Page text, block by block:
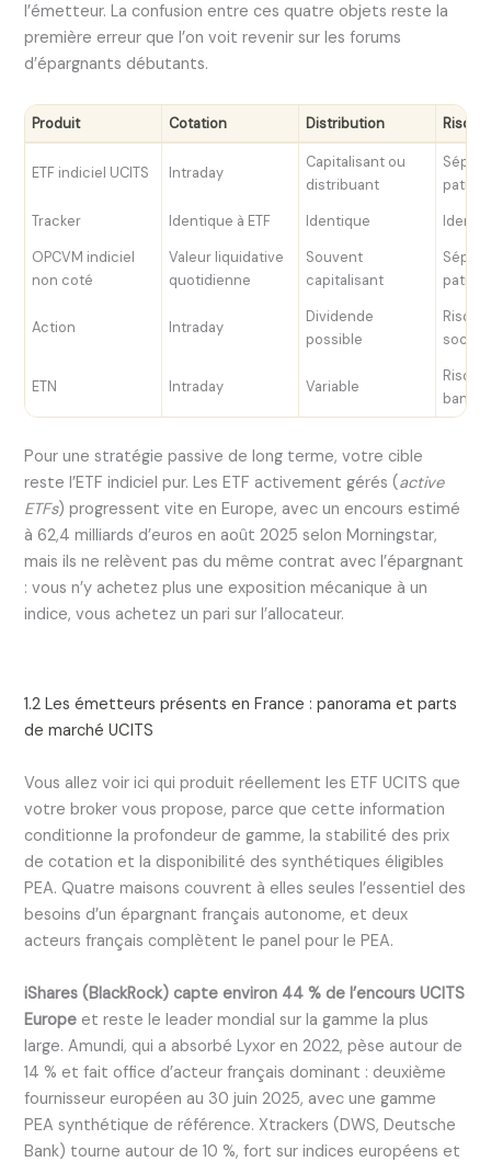
l’émetteur. La confusion entre ces quatre objets reste la
première erreur que l’on voit revenir sur les forums
d’épargnants débutants.
Produit Cotation Distribution
ETF indiciel UCITS Intraday
Capitalisant ou
distribuant
Tracker
Identique à ETF Identique
OPCVM indiciel
non coté
Valeur liquidative
quotidienne
Souvent
capitalisant
Action Intraday
Dividende
possible
ETN Intraday Variable
Pour une stratégie passive de long terme, votre cible
reste l’ETF indiciel pur. Les ETF activement gérés (active
ETFs) progressent vite en Europe, avec un encours estimé
à 62,4 milliards d’euros en août 2025 selon Morningstar,
mais ils ne relèvent pas du même contrat avec l’épargnant
: vous n’y achetez plus une exposition mécanique à un
indice, vous achetez un pari sur l’allocateur.
1.2 Les émetteurs présents en France : panorama et parts
de marché UCITS
Vous allez voir ici qui produit réellement les ETF UCITS que
votre broker vous propose, parce que cette information
conditionne la profondeur de gamme, la stabilité des prix
de cotation et la disponibilité des synthétiques éligibles
PEA. Quatre maisons couvrent à elles seules l’essentiel des
besoins d’un épargnant français autonome, et deux
acteurs français complètent le panel pour le PEA.
iShares (BlackRock) capte environ 44 % de l’encours UCITS
Europe et reste le leader mondial sur la gamme la plus
large. Amundi, qui a absorbé Lyxor en 2022, pèse autour de
14 % et fait office d’acteur français dominant : deuxième
fournisseur européen au 30 juin 2025, avec une gamme
PEA synthétique de référence. Xtrackers (DWS, Deutsche
Bank) tourne autour de 10 %, fort sur indices européens et